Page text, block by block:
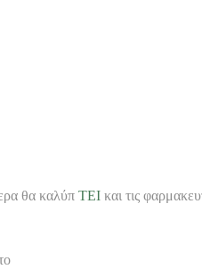
θα καλύπ ΤΕΙ και τις